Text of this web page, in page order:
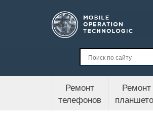
Ремонт
телефонов
Ремонт